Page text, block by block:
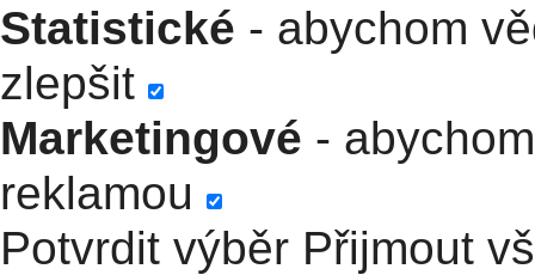
Statistické - abychom
zlepšit
Marketingové -
reklamou
Potvrdit výběr Přijmout